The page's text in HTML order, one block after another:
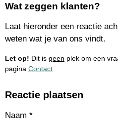
Wat zeggen klanten?
Laat hieronder een reactie
weten wat je van ons vindt.
Let op! Dit is geen plek om een
pagina Contact
Reactie plaatsen
Naam *